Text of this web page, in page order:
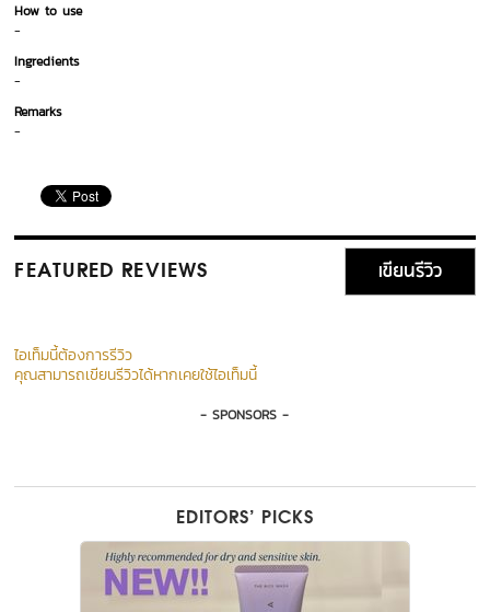
How to use
-
Ingredients
-
Remarks
-
FEATURED REVIEWS เขียนรีวิว
ไอเท็มนี้ต้องการรีวิว
คุณสามารถเขียนรีวิวได้หากเคยใช้ไอเท็มนี้
- SPONSORS -
EDITORS’ PICKS